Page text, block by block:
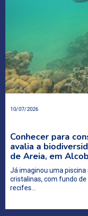
10/07/2026
Conhecer para
avalia a
de Areia, em
Já imaginou uma piscina
cristalinas, com fundo
recifes…